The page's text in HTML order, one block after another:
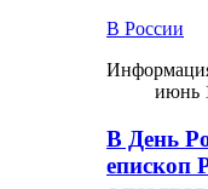
В России
июнь
В День
епископ